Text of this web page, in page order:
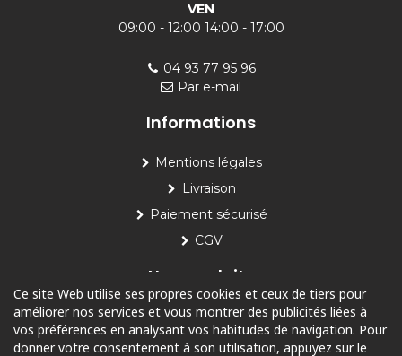
VEN
09:00 - 12:00 14:00 - 17:00
04 93 77 95 96
Par e-mail
Informations
Mentions légales
Livraison
Paiement sécurisé
CGV
Nos produits
Piscine
Jardin
Ce site Web utilise ses propres cookies et ceux de tiers pour
améliorer nos services et vous montrer des publicités liées à
vos préférences en analysant vos habitudes de navigation. Pour
donner votre consentement à son utilisation, appuyez sur le